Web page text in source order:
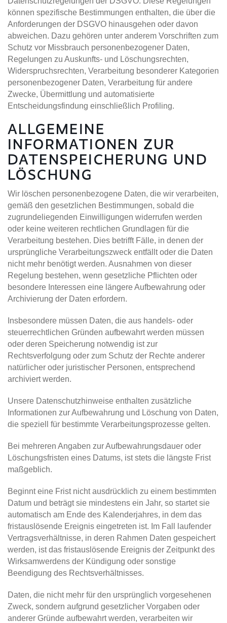
können spezifische Bestimmungen enthalten, die über die
Anforderungen der DSGVO hinausgehen oder davon
abweichen. Dazu gehören unter anderem Vorschriften zum
Schutz vor Missbrauch personenbezogener Daten,
Regelungen zu Auskunfts- und Löschungsrechten,
Widerspruchsrechten, Verarbeitung besonderer Kategorien
personenbezogener Daten, Verarbeitung für andere
Zwecke, Übermittlung und automatisierte
Entscheidungsfindung einschließlich Profiling.
ALLGEMEINE
INFORMATIONEN ZUR
DATENSPEICHERUNG UND
LÖSCHUNG
Wir löschen personenbezogene Daten, die wir verarbeiten,
gemäß den gesetzlichen Bestimmungen, sobald die
zugrundeliegenden Einwilligungen widerrufen werden
oder keine weiteren rechtlichen Grundlagen für die
Verarbeitung bestehen. Dies betrifft Fälle, in denen der
ursprüngliche Verarbeitungszweck entfällt oder die Daten
nicht mehr benötigt werden. Ausnahmen von dieser
Regelung bestehen, wenn gesetzliche Pflichten oder
besondere Interessen eine längere Aufbewahrung oder
Archivierung der Daten erfordern.
Insbesondere müssen Daten, die aus handels- oder
steuerrechtlichen Gründen aufbewahrt werden müssen
oder deren Speicherung notwendig ist zur
Rechtsverfolgung oder zum Schutz der Rechte anderer
natürlicher oder juristischer Personen, entsprechend
archiviert werden.
Unsere Datenschutzhinweise enthalten zusätzliche
Informationen zur Aufbewahrung und Löschung von Daten,
die speziell für bestimmte Verarbeitungsprozesse gelten.
Bei mehreren Angaben zur Aufbewahrungsdauer oder
Löschungsfristen eines Datums, ist stets die längste Frist
maßgeblich.
Beginnt eine Frist nicht ausdrücklich zu einem bestimmten
Datum und beträgt sie mindestens ein Jahr, so startet sie
automatisch am Ende des Kalenderjahres, in dem das
fristauslösende Ereignis eingetreten ist. Im Fall laufender
Vertragsverhältnisse, in deren Rahmen Daten gespeichert
werden, ist das fristauslösende Ereignis der Zeitpunkt des
Wirksamwerdens der Kündigung oder sonstige
Beendigung des Rechtsverhältnisses.
Daten, die nicht mehr für den ursprünglich vorgesehenen
Zweck, sondern aufgrund gesetzlicher Vorgaben oder
anderer Gründe aufbewahrt werden, verarbeiten wir